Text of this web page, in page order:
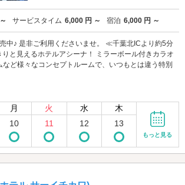
サービスタイム 6,000 円 ～ 宿泊 6,000 円 ～
中♪ 是非ご利用くださいませ。 ≪千葉北ICより約5分
と見えるホテルアシーナ！ ミラーボール付きカラオ
ど様々なコンセプトルームで、いつもとは違う特別
月 火 水 木
10 11 12 13
もっと見る